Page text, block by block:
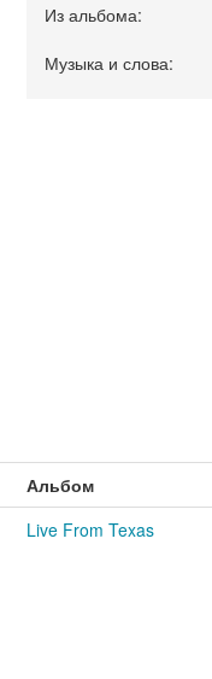
Из альбома:
Музыка и слова:
Альбом
Live From Texas